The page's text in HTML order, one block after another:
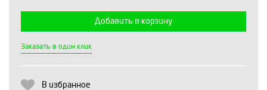
Добавить в корзину
Заказать в один клик
В избранное